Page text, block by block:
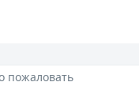
пожаловать